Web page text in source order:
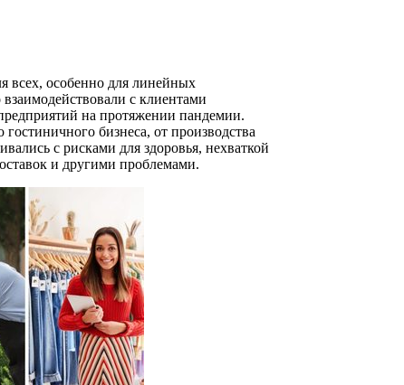
всех, особенно для линейных
с клиентами
на протяжении пандемии.
бизнеса, от производства
с рисками для здоровья, нехваткой
и другими проблемами.